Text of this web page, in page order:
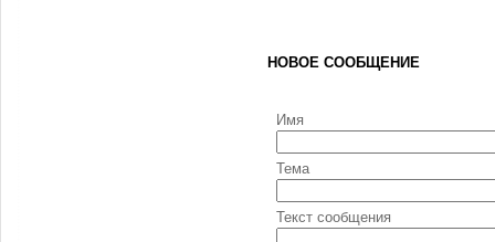
НОВОЕ СООБЩЕНИЕ
Имя
Тема
Текст сообщения